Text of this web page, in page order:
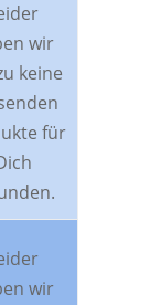
wir
keine
für
wir